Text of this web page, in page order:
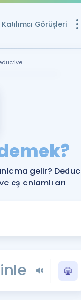
Katılımcı Görüşleri
YDS ve YÖKDİL
YDS ve YÖKDİL'e
Tüm ÖSYM
YDS - YÖKDİL
İngilizce
gelir?
eş anlamlıları.